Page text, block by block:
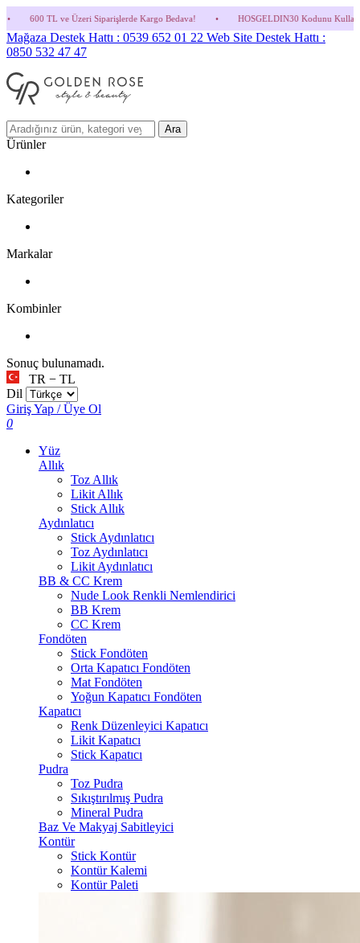
Siparişlerde Kargo Bedava! • HOSGELDIN30 Kodunu Kullanmayı Unutma!
Mağaza Destek Hattı : 0539 652 01 22 Web Site Destek Hattı :
0850 532 47 47
Ara
Ürünler
Kategoriler
Markalar
Kombinler
Sonuç bulunamadı.
TR − TL
Dil
Giriş Yap / Üye Ol
0
Yüz
Allık
Toz Allık
Likit Allık
Stick Allık
Aydınlatıcı
Stick Aydınlatıcı
Toz Aydınlatıcı
Likit Aydınlatıcı
BB & CC Krem
Nude Look Renkli Nemlendirici
BB Krem
CC Krem
Fondöten
Stick Fondöten
Orta Kapatıcı Fondöten
Mat Fondöten
Yoğun Kapatıcı Fondöten
Kapatıcı
Renk Düzenleyici Kapatıcı
Likit Kapatıcı
Stick Kapatıcı
Pudra
Toz Pudra
Sıkıştırılmış Pudra
Mineral Pudra
Baz Ve Makyaj Sabitleyici
Kontür
Stick Kontür
Kontür Kalemi
Kontür Paleti